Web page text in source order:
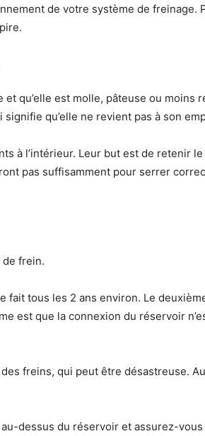
de votre système de freinage.
qu’elle est molle, pâteuse ou moins
qu’elle ne revient pas à son
à l’intérieur. Leur but est de retenir
pas suffisamment pour serrer
frein.
fait tous les 2 ans environ. Le
est que la connexion du réservoir
freins, qui peut être désastreuse.
dessus du réservoir et assurez-vous